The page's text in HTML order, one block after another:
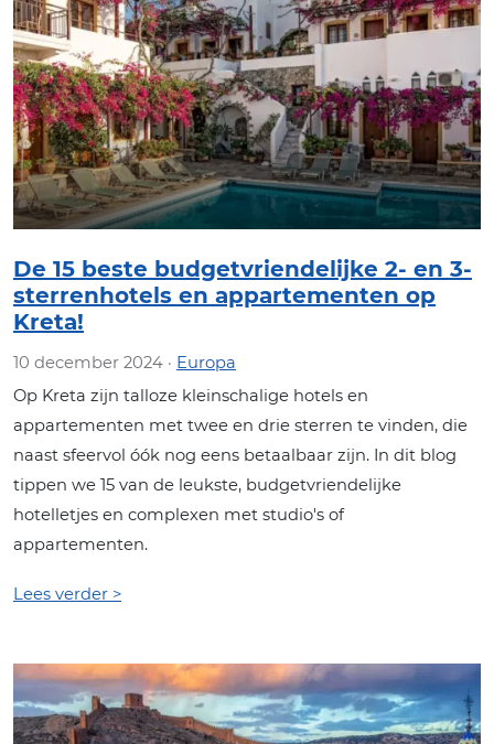
De 15 beste budgetvriendelijke 2- en 3-
sterrenhotels en appartementen op
Kreta!
10 december 2024 · Europa
Op Kreta zijn talloze kleinschalige hotels en
appartementen met twee en drie sterren te vinden, die
naast sfeervol óók nog eens betaalbaar zijn. In dit blog
tippen we 15 van de leukste, budgetvriendelijke
hotelletjes en complexen met studio's of
appartementen.
Lees verder >